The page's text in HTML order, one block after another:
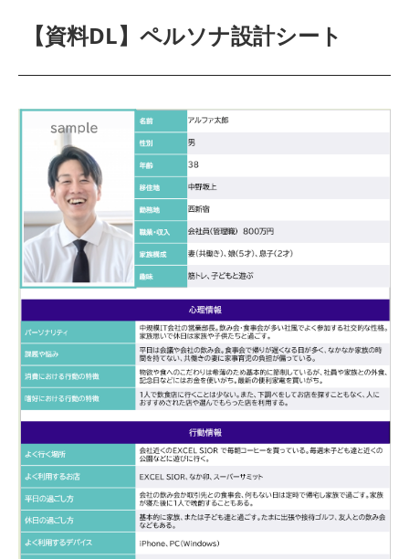
【資料DL】ペルソナ設計シート